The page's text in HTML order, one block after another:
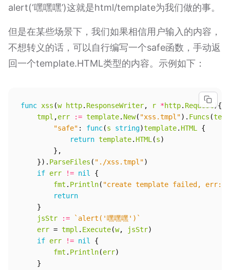
alert(‘嘿嘿嘿’)这就是html/template为我们做的事。
但是在某些场景下，我们如果相信用户输入的内容，
不想转义的话，可以自行编写一个safe函数，手动返
回一个template.HTML类型的内容。示例如下：
func xss (w http. ResponseWriter, r *http. Request){
tmpl ,err := template. New( "xss.tmpl"). Funcs (
"safe" : func(s string)template. HTML
{
return template. HTML (s)
},
}). ParseFiles ( "./xss.tmpl")
if err != nil
{
fmt . Println( "create template failed, err:"
return
}
jsStr
:=
`alert('嘿嘿嘿')`
err = tmpl . Execute(w, jsStr)
if err != nil
{
fmt . Println(err)
}